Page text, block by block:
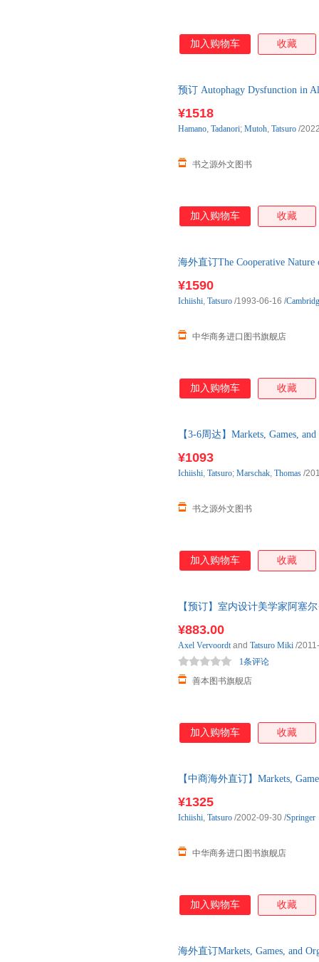
加入购物车 收藏
预订 Autophagy Dysfunction in
¥1518
书之源外文图书
Hamano, Tadanori; Mutoh, Tatsuro /
加入购物车 收藏
海外直订The Cooperative
¥1590
中华商务进口图书旗舰店
Ichiishi, Tatsuro /1993-06-16 /
加入购物车 收藏
【3-6周达】Markets, Games,
¥1093
书之源外文图书
Ichiishi, Tatsuro; Marschak, Thomas /
加入购物车 收藏
【预订】室内设计美学家阿塞
¥883.00
善本图书旗舰店
1条评论
Axel Vervoordtand Tatsuro Miki /
加入购物车 收藏
【中商海外直订】Markets,
¥1325
中华商务进口图书旗舰店
Ichiishi, Tatsuro /2002-09-30 /Springer
加入购物车 收藏
海外直订Markets, Games, and